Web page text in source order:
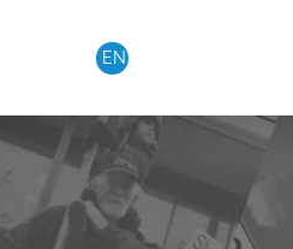
EN